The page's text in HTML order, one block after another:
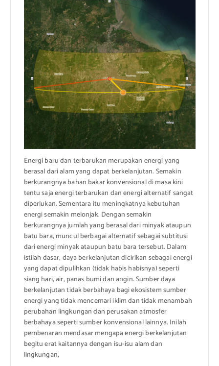
Energi baru dan terbarukan merupakan energi yang
berasal dari alam yang dapat berkelanjutan. Semakin
berkurangnya bahan bakar konvensional di masa kini
tentu saja energi terbarukan dan energi alternatif sangat
diperlukan. Sementara itu meningkatnya kebutuhan
energi semakin melonjak. Dengan semakin
berkurangnya jumlah yang berasal dari minyak ataupun
batu bara, muncul berbagai alternatif sebagai subtitusi
dari energi minyak ataupun batu bara tersebut. Dalam
istilah dasar, daya berkelanjutan dicirikan sebagai energi
yang dapat dipulihkan (tidak habis habisnya) seperti
siang hari, air, panas bumi dan angin. Sumber daya
berkelanjutan tidak berbahaya bagi ekosistem sumber
energi yang tidak mencemari iklim dan tidak menambah
perubahan lingkungan dan perusakan atmosfer
berbahaya seperti sumber konvensional lainnya. Inilah
pembenaran mendasar mengapa energi berkelanjutan
begitu erat kaitannya dengan isu-isu alam dan
lingkungan,